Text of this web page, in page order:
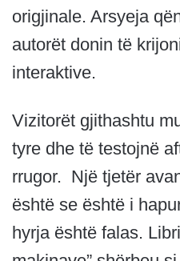
origjinale. Arsyeja
autorët donin të
interaktive.
Vizitorët gjithashtu
tyre dhe të testojnë
rrugor. Një tjetër
është se është i
hyrja është falas.